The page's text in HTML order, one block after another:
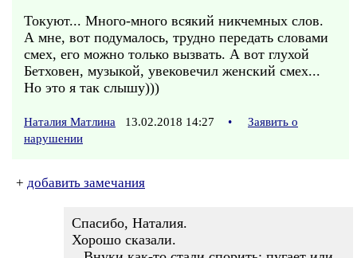
Токуют... Много-много всякий никчемных слов.
А мне, вот подумалось, трудно передать словами
смех, его можно только вызвать. А вот глухой
Бетховен, музыкой, увековечил женский смех...
Но это я так слышу)))
Наталия Матлина 13.02.2018 14:27 •
Заявить о
нарушении
+ добавить замечания
Спасибо, Наталия.
Хорошо сказали.